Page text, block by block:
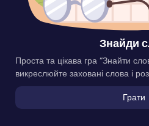
Знайди
Проста та цікава гра “Знайти
викреслюйте заховані слова і
Грати